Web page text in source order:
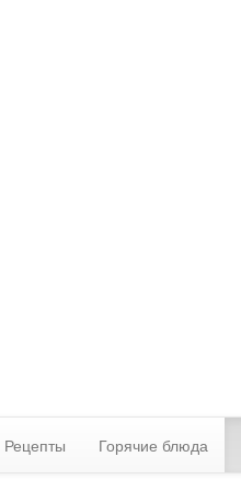
Рецепты Горячие блюда